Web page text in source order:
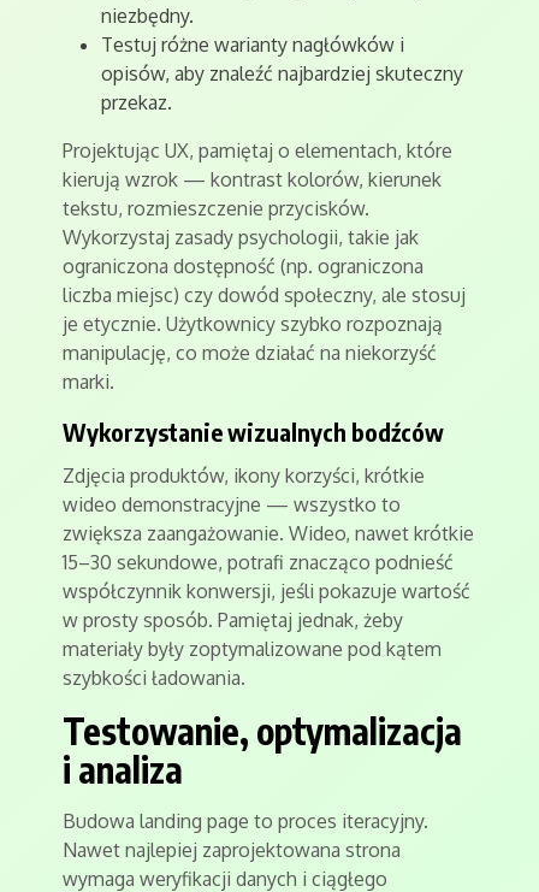
niezbędny.
Testuj różne warianty nagłówków i
opisów, aby znaleźć najbardziej skuteczny
przekaz.
Projektując UX, pamiętaj o elementach, które
kierują wzrok — kontrast kolorów, kierunek
tekstu, rozmieszczenie przycisków.
Wykorzystaj zasady psychologii, takie jak
ograniczona dostępność (np. ograniczona
liczba miejsc) czy dowód społeczny, ale stosuj
je etycznie. Użytkownicy szybko rozpoznają
manipulację, co może działać na niekorzyść
marki.
Wykorzystanie wizualnych bodźców
Zdjęcia produktów, ikony korzyści, krótkie
wideo demonstracyjne — wszystko to
zwiększa zaangażowanie. Wideo, nawet krótkie
15–30 sekundowe, potrafi znacząco podnieść
współczynnik konwersji, jeśli pokazuje wartość
w prosty sposób. Pamiętaj jednak, żeby
materiały były zoptymalizowane pod kątem
szybkości ładowania.
Testowanie, optymalizacja
i analiza
Budowa landing page to proces iteracyjny.
Nawet najlepiej zaprojektowana strona
wymaga weryfikacji danych i ciągłego